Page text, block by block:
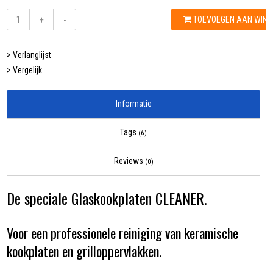
+ - TOEVOEGEN AAN
> Verlanglijst
> Vergelijk
Informatie
Tags (6)
Reviews (0)
De speciale Glaskookplaten CLEANER.
Voor een professionele reiniging van keramische
kookplaten en grilloppervlakken.